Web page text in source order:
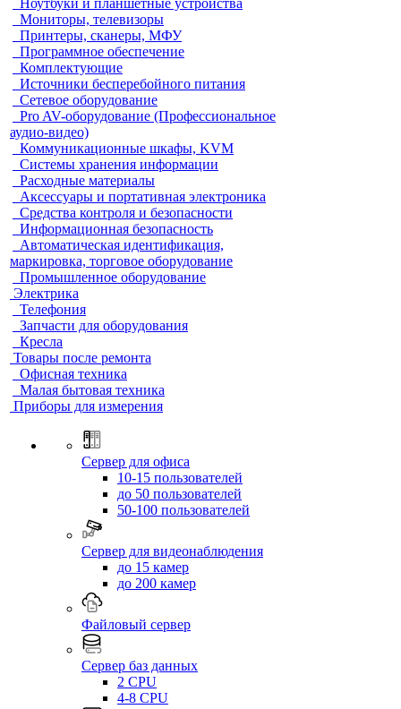
Ноутбуки и планшетные устройства
Мониторы, телевизоры
Принтеры, сканеры, МФУ
Программное обеспечение
Комплектующие
Источники бесперебойного питания
Сетевое оборудование
Pro AV-оборудование (Профессиональное
аудио-видео)
Коммуникационные шкафы, KVM
Системы хранения информации
Расходные материалы
Аксессуары и портативная электроника
Средства контроля и безопасности
Информационная безопасность
Автоматическая идентификация,
маркировка, торговое оборудование
Промышленное оборудование
Электрика
Телефония
Запчасти для оборудования
Кресла
Товары после ремонта
Офисная техника
Малая бытовая техника
Приборы для измерения
Сервер для офиса
10-15 пользователей
до 50 пользователей
50-100 пользователей
Сервер для видеонаблюдения
до 15 камер
до 200 камер
Файловый сервер
Сервер баз данных
2 CPU
4-8 CPU